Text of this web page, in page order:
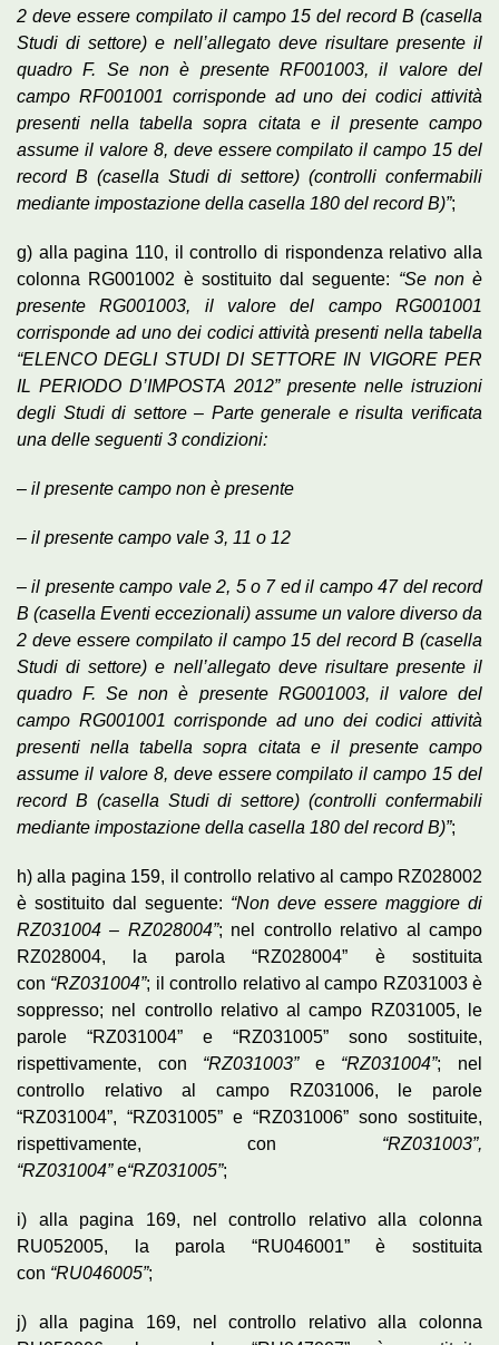
2 deve essere compilato il campo 15 del record B (casella
Studi di settore) e nell’allegato deve risultare presente il
quadro F. Se non è presente RF001003, il valore del
campo RF001001 corrisponde ad uno dei codici attività
presenti nella tabella sopra citata e il presente campo
assume il valore 8, deve essere compilato il campo 15 del
record B (casella Studi di settore) (controlli confermabili
mediante impostazione della casella 180 del record B)”;
g) alla pagina 110, il controllo di rispondenza relativo alla
colonna RG001002 è sostituito dal seguente: “Se non è
presente RG001003, il valore del campo RG001001
corrisponde ad uno dei codici attività presenti nella tabella
“ELENCO DEGLI STUDI DI SETTORE IN VIGORE PER
IL PERIODO D’IMPOSTA 2012” presente nelle istruzioni
degli Studi di settore – Parte generale e risulta verificata
una delle seguenti 3 condizioni:
– il presente campo non è presente
– il presente campo vale 3, 11 o 12
– il presente campo vale 2, 5 o 7 ed il campo 47 del record
B (casella Eventi eccezionali) assume un valore diverso da
2 deve essere compilato il campo 15 del record B (casella
Studi di settore) e nell’allegato deve risultare presente il
quadro F. Se non è presente RG001003, il valore del
campo RG001001 corrisponde ad uno dei codici attività
presenti nella tabella sopra citata e il presente campo
assume il valore 8, deve essere compilato il campo 15 del
record B (casella Studi di settore) (controlli confermabili
mediante impostazione della casella 180 del record B)”;
h) alla pagina 159, il controllo relativo al campo RZ028002
è sostituito dal seguente: “Non deve essere maggiore di
RZ031004 – RZ028004”; nel controllo relativo al campo
RZ028004, la parola “RZ028004” è sostituita
con “RZ031004”; il controllo relativo al campo RZ031003 è
soppresso; nel controllo relativo al campo RZ031005, le
parole “RZ031004” e “RZ031005” sono sostituite,
rispettivamente, con “RZ031003”e “RZ031004”; nel
controllo relativo al campo RZ031006, le parole
“RZ031004”, “RZ031005” e “RZ031006” sono sostituite,
rispettivamente, con “RZ031003”,
“RZ031004”e“RZ031005”;
i) alla pagina 169, nel controllo relativo alla colonna
RU052005, la parola “RU046001” è sostituita
con “RU046005”;
j) alla pagina 169, nel controllo relativo alla colonna